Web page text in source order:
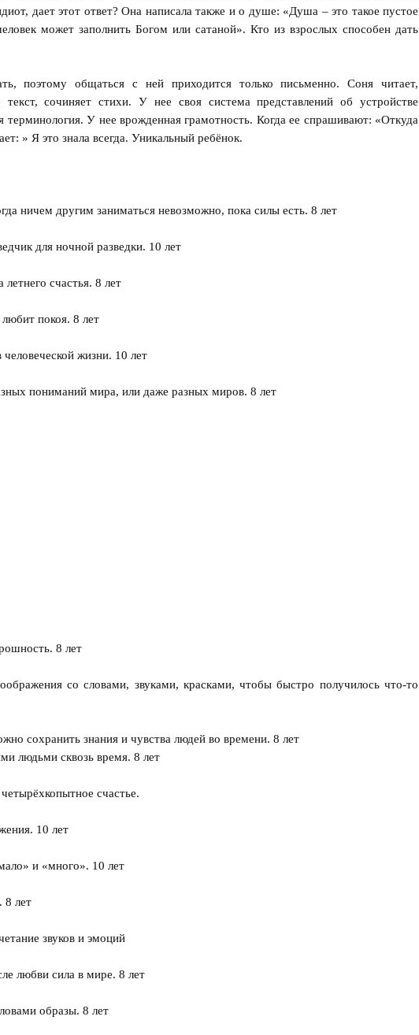
дает этот ответ? Она написала также и о душе: «Душа – это такое пустое
может заполнить Богом или сатаной». Кто из взрослых способен дать
поэтому общаться с ней приходится только письменно. Соня читает,
текст, сочиняет стихи. У нее своя система представлений об устройстве
терминология. У нее врожденная грамотность. Когда ее спрашивают: «Откуда
» Я это знала всегда. Уникальный ребёнок.
ничем другим заниматься невозможно, пока силы есть. 8 лет
для ночной разведки. 10 лет
счастья. 8 лет
покоя. 8 лет
жизни. 10 лет
пониманий мира, или даже разных миров. 8 лет
8 лет
со словами, звуками, красками, чтобы быстро получилось что-то
сохранить знания и чувства людей во времени. 8 лет
людьми сквозь время. 8 лет
счастье.
10 лет
и «много». 10 лет
8 лет
звуков и эмоций
любви сила в мире. 8 лет
образы. 8 лет